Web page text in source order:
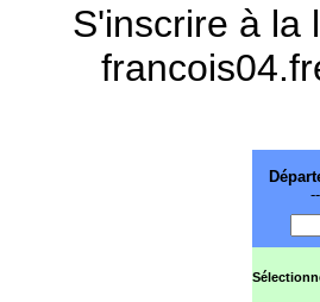
S'inscrire à la
--